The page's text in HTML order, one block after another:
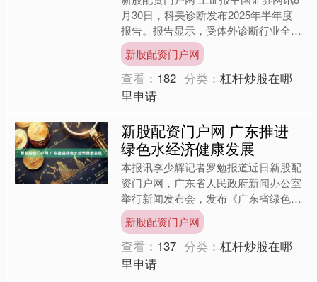
月30日，科美诊断发布2025年半年度
报告。报告显示，受体外诊断行业全国
集采深化影响，公司上半年营收、净利
润同比下滑，但研发....
新股配资门户网
查看： 182 分类：杠杆炒股在哪
里申请
新股配资门户网 广东推进
绿色水经济健康发展
本报讯李少辉记者罗勉报道近日新股配
资门户网，广东省人民政府新闻办公室
举行新闻发布会，发布《广东省绿色水
经济发展》白皮书。白皮书系统总结
了“1364”广东绿色水经....
新股配资门户网
查看： 137 分类：杠杆炒股在哪
里申请